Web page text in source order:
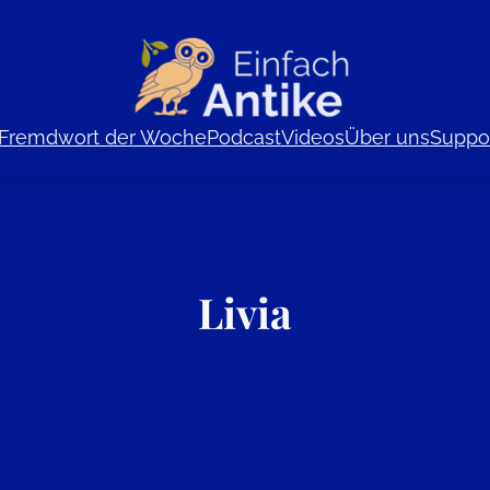
Fremdwort der WochePodcastVideosÜber uns
Livia